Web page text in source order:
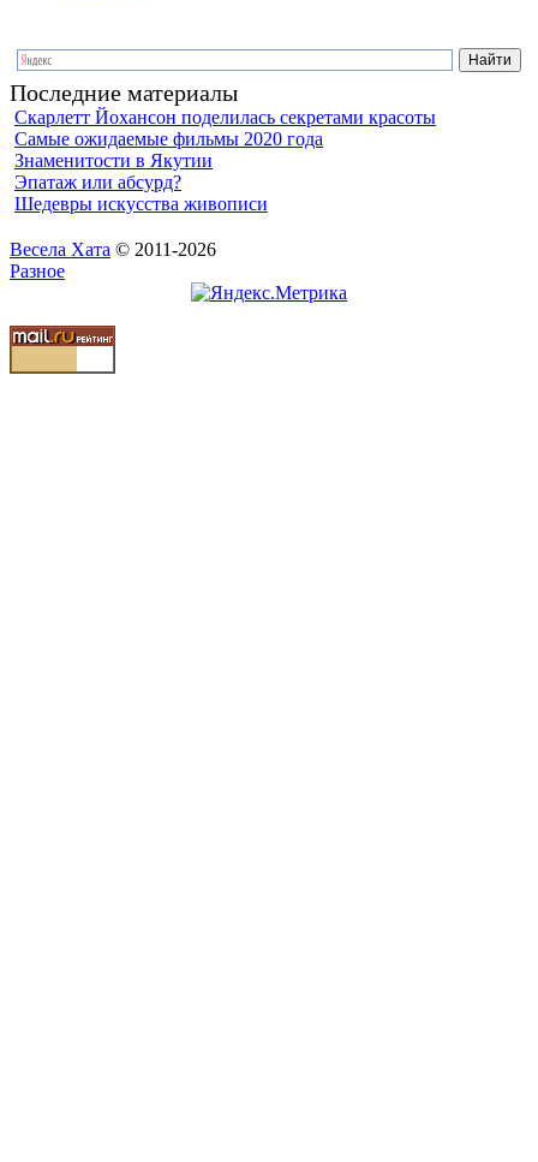
Последние материалы
Скарлетт Йохансон поделилась секретами красоты
Самые ожидаемые фильмы 2020 года
Знаменитости в Якутии
Эпатаж или абсурд?
Шедевры искусства живописи
Весела Хата © 2011-2026
Разное